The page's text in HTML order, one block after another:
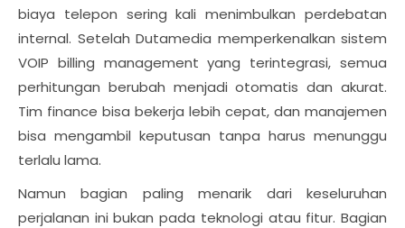
biaya telepon sering kali menimbulkan perdebatan
internal. Setelah Dutamedia memperkenalkan sistem
VOIP billing management yang terintegrasi, semua
perhitungan berubah menjadi otomatis dan akurat.
Tim finance bisa bekerja lebih cepat, dan manajemen
bisa mengambil keputusan tanpa harus menunggu
terlalu lama.
Namun bagian paling menarik dari keseluruhan
perjalanan ini bukan pada teknologi atau fitur. Bagian